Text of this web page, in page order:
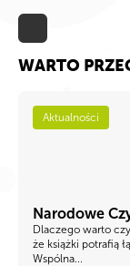
WARTO
Aktualności
Narodowe
Dlaczego warto
że książki potrafią
Wspólna...